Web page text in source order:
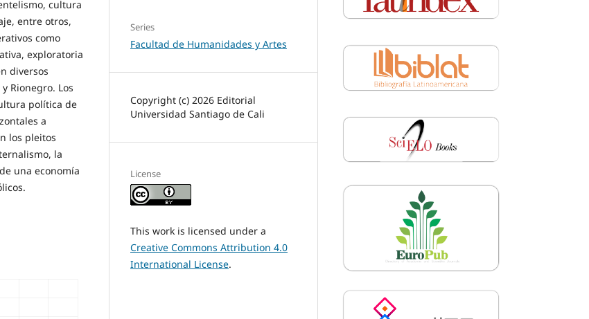
cultura
entre otros,
como
exploratoria
diversos
Rionegro. Los
política de
a
los pleitos
la
una economía
Series
Facultad de Humanidades y Artes
Copyright (c) 2026 Editorial
Universidad Santiago de Cali
License
This work is licensed under a
Creative Commons Attribution 4.0
International License.